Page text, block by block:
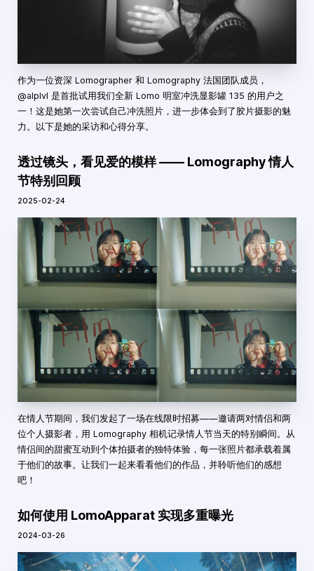
作为一位资深 Lomographer 和 Lomography 法国团队成员，
@alplvl 是首批试用我们全新 Lomo 明室冲洗显影罐 135 的用户之
一！这是她第一次尝试自己冲洗照片，进一步体会到了胶片摄影的魅
力。以下是她的采访和心得分享。
透过镜头，看见爱的模样 —— Lomography 情人
节特别回顾
2025-02-24
在情人节期间，我们发起了一场在线限时招募——邀请两对情侣和两
位个人摄影者，用 Lomography 相机记录情人节当天的特别瞬间。从
情侣间的甜蜜互动到个体拍摄者的独特体验，每一张照片都承载着属
于他们的故事。让我们一起来看看他们的作品，并聆听他们的感想
吧！
如何使用 LomoApparat 实现多重曝光
2024-03-26